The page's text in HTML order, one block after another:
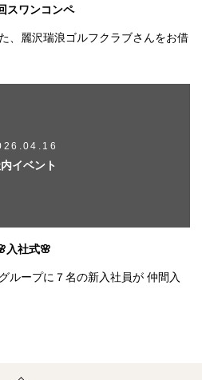
スワンコンペ
、麗沢瑞浪ゴルフクラブさんをお借
イベント
入社式🌸
ープに７名の新入社員が 仲間入